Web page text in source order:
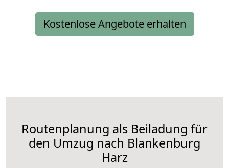
Kostenlose Angebote erhalten
Routenplanung als Beiladung für
den Umzug nach Blankenburg
Harz